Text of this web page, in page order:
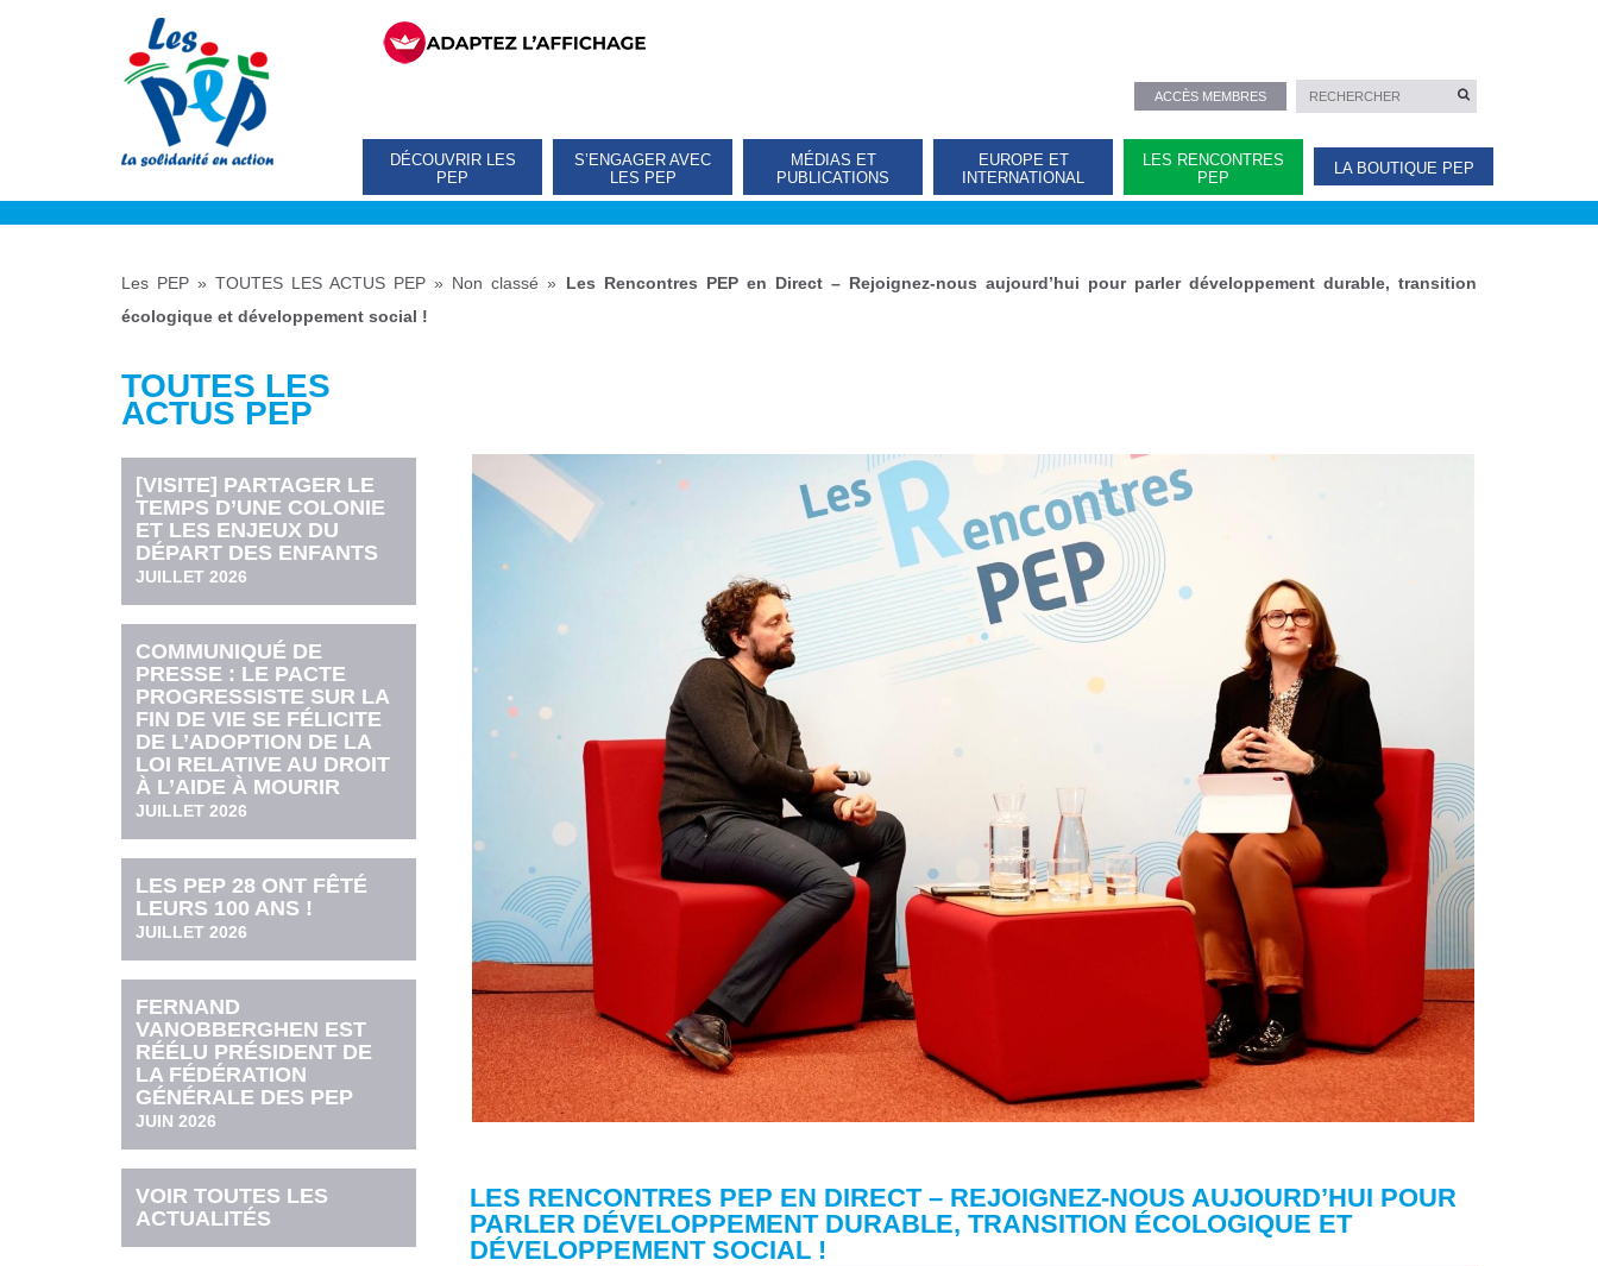
ACCÈS MEMBRES
DÉCOUVRIR LES
PEP
S’ENGAGER AVEC
LES PEP
MÉDIAS ET
PUBLICATIONS
EUROPE ET
INTERNATIONAL
LES RENCONTRES
PEP
LA BOUTIQUE PEP
Les PEP »TOUTES LES ACTUS PEP » Non classé » Les Rencontres PEP en Direct – Rejoignez-nous aujourd’hui pour parler développement durable, transition
écologique et développement social !
TOUTES LES
ACTUS PEP
[VISITE] PARTAGER LE
TEMPS D’UNE COLONIE
ET LES ENJEUX DU
DÉPART DES ENFANTS
JUILLET 2026
COMMUNIQUÉ DE
PRESSE : LE PACTE
PROGRESSISTE SUR LA
FIN DE VIE SE FÉLICITE
DE L’ADOPTION DE LA
LOI RELATIVE AU DROIT
À L’AIDE À MOURIR
JUILLET 2026
LES PEP 28 ONT FÊTÉ
LEURS 100 ANS !
JUILLET 2026
FERNAND
VANOBBERGHEN EST
RÉÉLU PRÉSIDENT DE
LA FÉDÉRATION
GÉNÉRALE DES PEP
JUIN 2026
VOIR TOUTES LES
ACTUALITÉS
LES RENCONTRES PEP EN DIRECT – REJOIGNEZ-NOUS AUJOURD’HUI POUR
PARLER DÉVELOPPEMENT DURABLE, TRANSITION ÉCOLOGIQUE ET
DÉVELOPPEMENT SOCIAL !